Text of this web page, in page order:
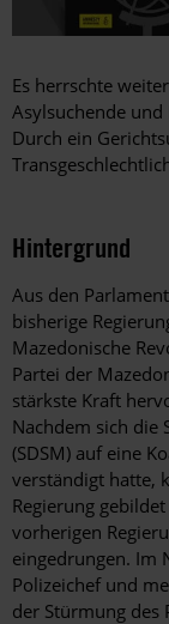
Es herrschte
Asylsuchende
Durch ein
Hintergrund
Aus den
bisherige
Mazedonische
Partei der
stärkste Kraft
Nachdem sich die
(SDSM) auf eine
verständigt hatte,
Regierung
vorherigen
eingedrungen. Im
Polizeichef und
der Stürmung des